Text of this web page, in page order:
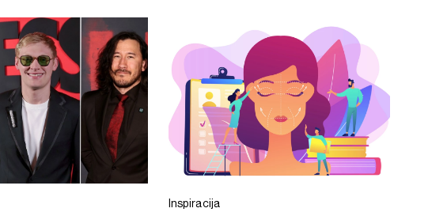
Inspiracija